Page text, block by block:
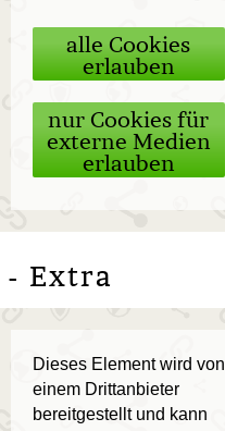
alle Cookies
erlauben
nur Cookies für
externe Medien
erlauben
- Extra
Dieses Element wird von
einem Drittanbieter
bereitgestellt und kann